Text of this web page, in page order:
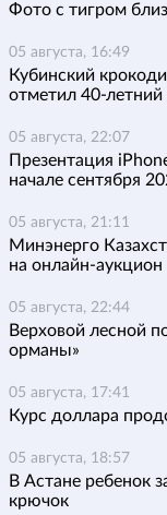
Фото с тигром
05 августа, 16:49
Кубинский
отметил 40-
05 августа, 22:07
Презентация
начале сентября
05 августа, 21:11
Минэнерго
на онлайн-аукцион
05 августа, 22:44
Верховой лесной
орманы»
05 августа, 17:41
Курс доллара
05 августа, 18:57
В Астане ребенок
крючок